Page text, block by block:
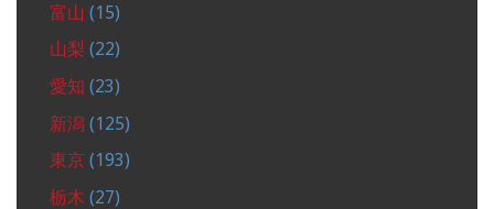
富山 (15)
山梨 (22)
愛知 (23)
新潟 (125)
東京 (193)
栃木 (27)